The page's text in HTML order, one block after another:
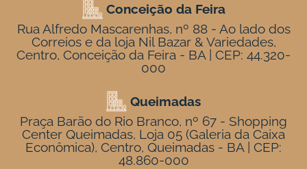
Conceição da Feira
Rua Alfredo Mascarenhas, nº 88 - Ao lado dos
Correios e da loja Nil Bazar & Variedades,
Centro, Conceição da Feira - BA | CEP: 44.320-
000
Queimadas
Praça Barão do Rio Branco, nº 67 - Shopping
Center Queimadas, Loja 05 (Galeria da Caixa
Econômica), Centro, Queimadas - BA | CEP:
48.860-000